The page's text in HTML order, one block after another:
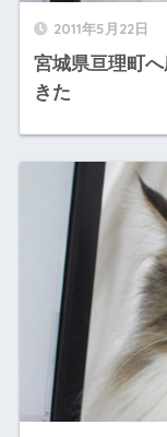
2011年5月22日
宮城県亘理町
きた